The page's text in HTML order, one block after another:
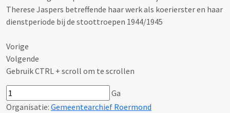
Therese Jaspers betreffende haar werk als koerierster en haar
dienstperiode bij de stoottroepen 1944/1945
Vorige
Volgende
Gebruik CTRL + scroll om te scrollen
Ga
Organisatie: Gemeentearchief Roermond